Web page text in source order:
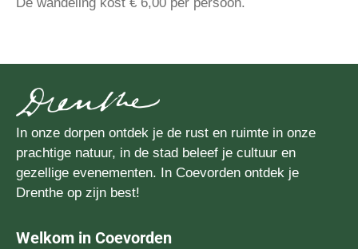
In onze dorpen ontdek je de rust en ruimte in onze
prachtige natuur, in de stad beleef je cultuur en
gezellige evenementen. In Coevorden ontdek je
Drenthe op zijn best!
Welkom in Coevorden